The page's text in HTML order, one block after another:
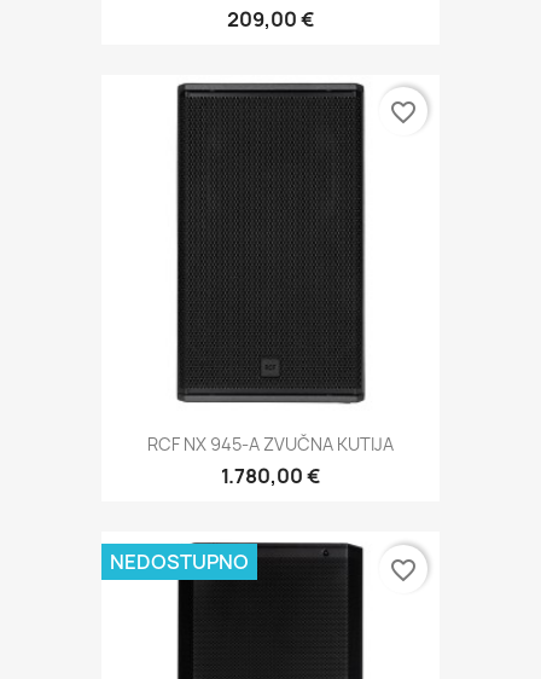
209,00 €
RCF NX 945-A ZVUČNA KUTIJA
1.780,00 €
favorite_border
NEDOSTUPNO favorite_border